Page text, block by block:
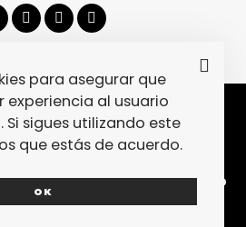
POLÍTICA DE PRIVACIDAD
para asegurar que
experiencia al usuario
Si sigues utilizando este
que estás de acuerdo.
OK